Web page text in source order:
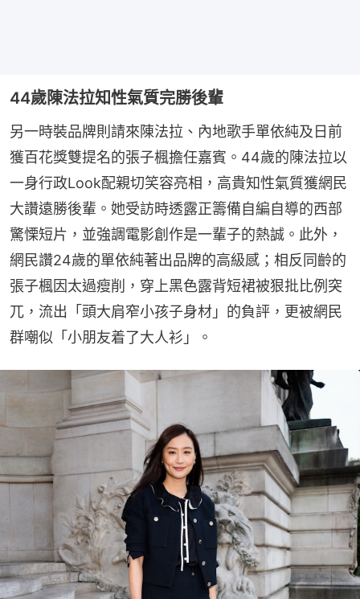
44歲陳法拉知性氣質完勝後輩
另一時裝品牌則請來陳法拉、內地歌手單依純及日前
獲百花獎雙提名的張子楓擔任嘉賓。44歲的陳法拉以
一身行政Look配親切笑容亮相，高貴知性氣質獲網民
大讚遠勝後輩。她受訪時透露正籌備自編自導的西部
驚慄短片，並強調電影創作是一輩子的熱誠。此外，
網民讚24歲的單依純著出品牌的高級感；相反同齡的
張子楓因太過瘦削，穿上黑色露背短裙被狠批比例突
兀，流出「頭大肩窄小孩子身材」的負評，更被網民
群嘲似「小朋友着了大人衫」。